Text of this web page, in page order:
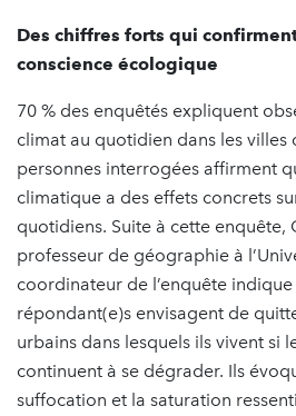
Des chiffres forts qui
conscience écologique
70 % des enquêtés expliquent
climat au quotidien dans les villes
personnes interrogées affirment
climatique a des effets concrets
quotidiens. Suite à cette enquête,
professeur de géographie à
coordinateur de l’enquête indique
répondant(e)s envisagent de
urbains dans lesquels ils vivent si
continuent à se dégrader. Ils
suffocation et la saturation